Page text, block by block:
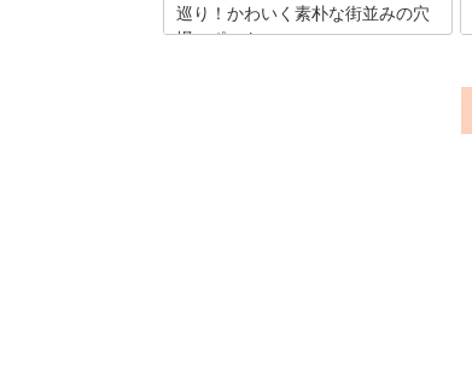
巡り！かわいく素朴な街並みの穴
場スポット